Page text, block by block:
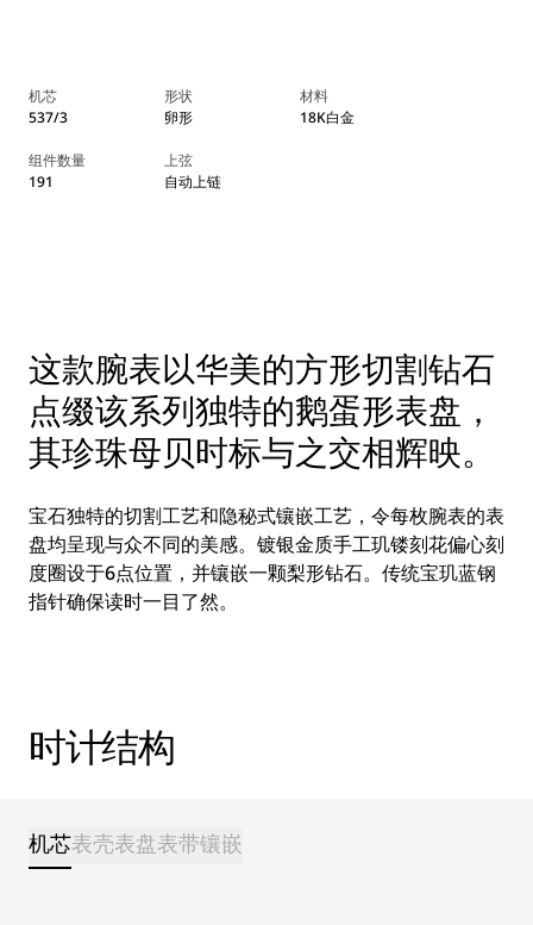
机芯
537/3
形状
卵形
材料
18K白金
组件数量
191
上弦
自动上链
这款腕表以华美的方形切割钻石
点缀该系列独特的鹅蛋形表盘，
其珍珠母贝时标与之交相辉映。
宝石独特的切割工艺和隐秘式镶嵌工艺，令每枚腕表的表
盘均呈现与众不同的美感。镀银金质手工玑镂刻花偏心刻
度圈设于6点位置，并镶嵌一颗梨形钻石。传统宝玑蓝钢
指针确保读时一目了然。
时计结构
机芯表壳表盘表带镶嵌